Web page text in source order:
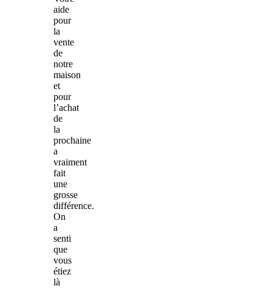
aide
pour
la
vente
de
notre
maison
et
pour
l’achat
de
la
prochaine
a
vraiment
fait
une
grosse
différence.
On
a
senti
que
vous
étiez
là